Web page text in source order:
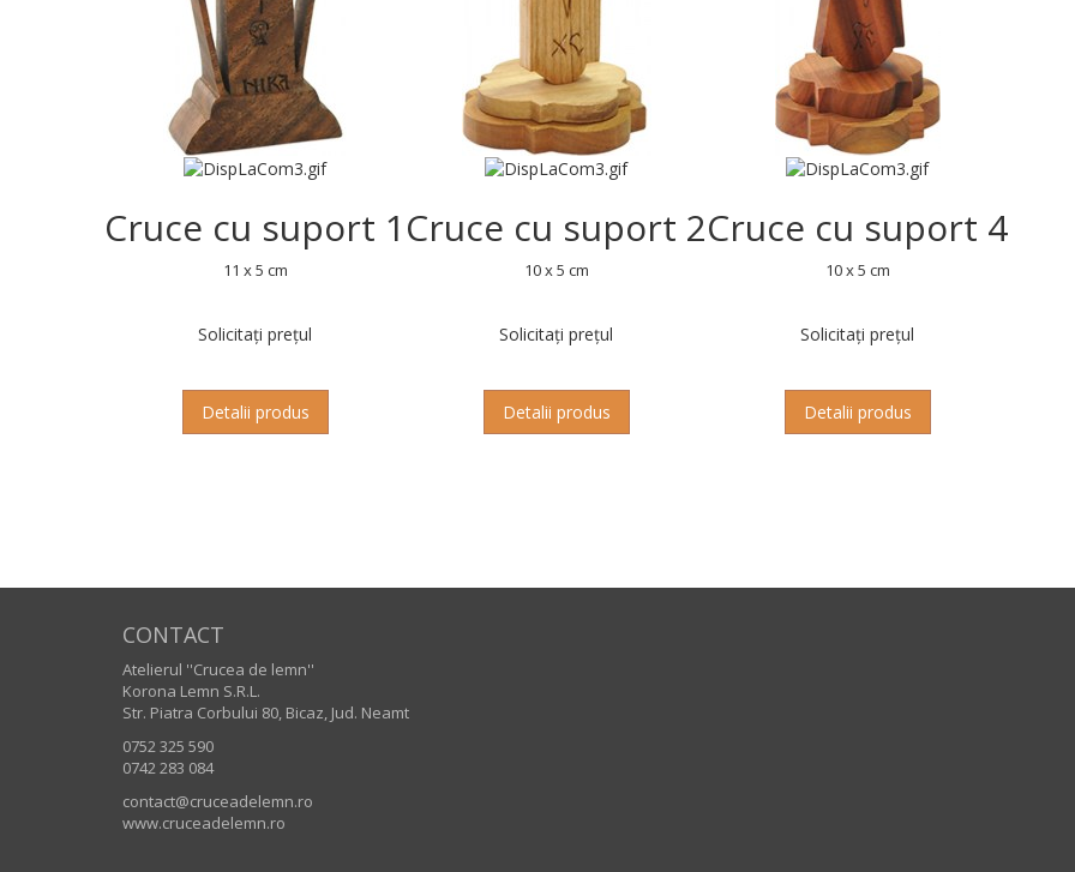
Cruce cu suport 1
11 x 5 cm
Solicitați prețul
Detalii produs
Cruce cu suport 2
10 x 5 cm
Solicitați prețul
Detalii produs
Cruce cu suport 4
10 x 5 cm
Solicitați prețul
Detalii produs
CONTACT
Atelierul ''Crucea de lemn''
Korona Lemn S.R.L.
Str. Piatra Corbului 80, Bicaz, Jud. Neamt
0752 325 590
0742 283 084
contact@cruceadelemn.ro
www.cruceadelemn.ro